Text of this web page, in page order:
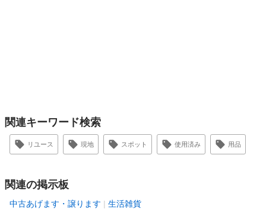
関連キーワード検索
リユース 現地 スポット 使用済み 用品
関連の掲示板
中古あげます・譲ります 生活雑貨